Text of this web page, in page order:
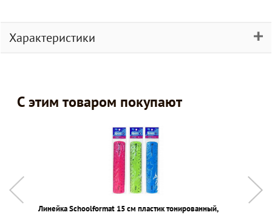
Характеристики
С этим товаром покупают
Линейка Schoolformat 15 см пластик тонированный,